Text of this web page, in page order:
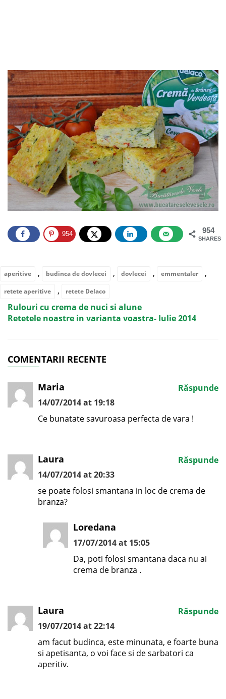
954
SHARES
954
aperitive , budinca de dovlecei , dovlecei , emmentaler ,
retete aperitive , retete Delaco
Rulouri cu crema de nuci si alune
Retetele noastre in varianta voastra- Iulie 2014
COMENTARII RECENTE
Maria
14/07/2014 at 19:18
Ce bunatate savuroasa perfecta de vara !
Răspunde
Laura
14/07/2014 at 20:33
se poate folosi smantana in loc de crema de
branza?
Răspunde
Loredana
17/07/2014 at 15:05
Da, poti folosi smantana daca nu ai
crema de branza .
Laura
19/07/2014 at 22:14
am facut budinca, este minunata, e foarte buna
si apetisanta, o voi face si de sarbatori ca
aperitiv.
Răspunde